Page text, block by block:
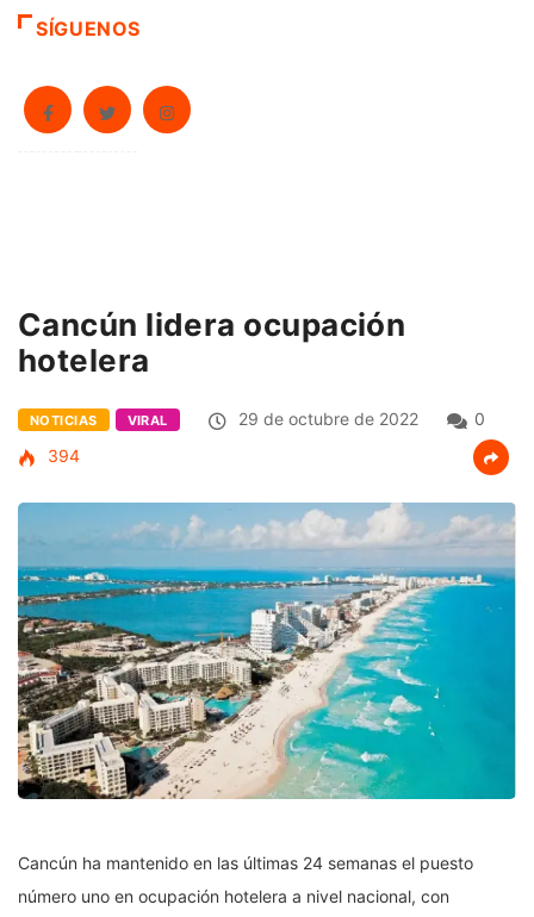
SÍGUENOS
Cancún lidera ocupación
hotelera
NOTICIAS VIRAL 29 de octubre de 2022
0
394
Cancún ha mantenido en las últimas 24 semanas el puesto
número uno en ocupación hotelera a nivel nacional, con